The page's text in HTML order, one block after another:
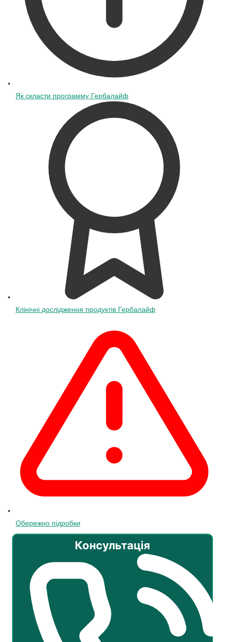
Як скласти программу Гербалайф
Клінічні дослідження продуктів Гербалайф
Обережно підробки
Консультація